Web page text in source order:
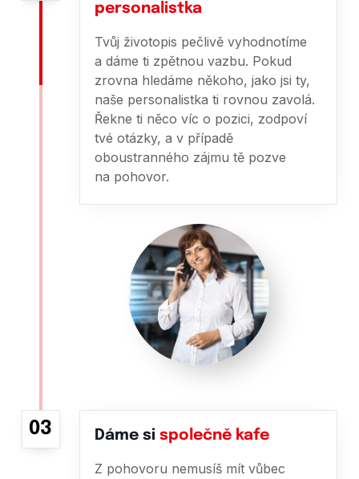
personalistka
Tvůj životopis pečlivě vyhodnotíme
a dáme ti zpětnou vazbu. Pokud
zrovna hledáme někoho, jako jsi ty,
naše personalistka ti rovnou zavolá.
Řekne ti něco víc o pozici, zodpoví
tvé otázky, a v případě
oboustranného zájmu tě pozve
na pohovor.
03 Dáme si společně kafe
Z pohovoru nemusíš mít vůbec